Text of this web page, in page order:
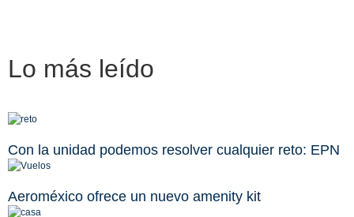
Lo más leído
Con la unidad podemos resolver cualquier reto: EPN
Aeroméxico ofrece un nuevo amenity kit